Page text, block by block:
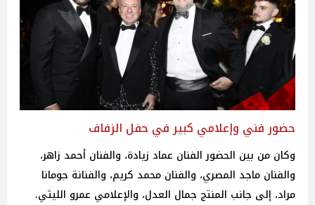
حضور فني وإعلامي كبير في حفل الزفاف
وكان من بين الحضور الفنان عماد زيادة، والفنان أحمد زاهر،
والفنان ماجد المصري، والفنان محمد كريم، والفنانة جومانا
مراد، إلى جانب المنتج جمال العدل، والإعلامي عمرو الليثي.